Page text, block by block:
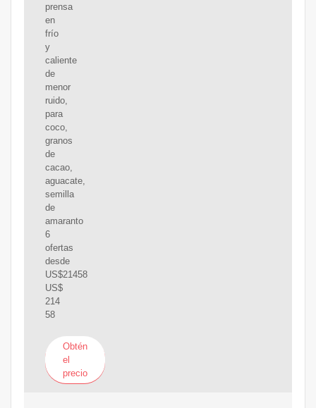
prensa
en
frío
y
caliente
de
menor
ruido,
para
coco,
granos
de
cacao,
aguacate,
semilla
de
amaranto
6
ofertas
desde
US$21458
US$
214
58
Obtén
el
precio